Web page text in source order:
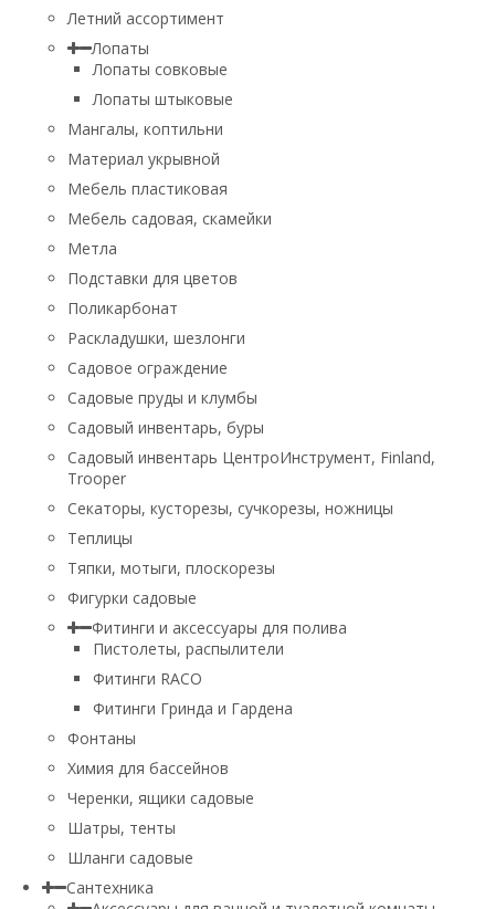
Летний ассортимент
Лопаты
Лопаты совковые
Лопаты штыковые
Мангалы, коптильни
Материал укрывной
Мебель пластиковая
Мебель садовая, скамейки
Метла
Подставки для цветов
Поликарбонат
Раскладушки, шезлонги
Садовое ограждение
Садовые пруды и клумбы
Садовый инвентарь, буры
Садовый инвентарь ЦентроИнструмент, Finland,
Trooper
Секаторы, кусторезы, сучкорезы, ножницы
Теплицы
Тяпки, мотыги, плоскорезы
Фигурки садовые
Фитинги и аксессуары для полива
Пистолеты, распылители
Фитинги RACO
Фитинги Гринда и Гардена
Фонтаны
Химия для бассейнов
Черенки, ящики садовые
Шатры, тенты
Шланги садовые
Сантехника